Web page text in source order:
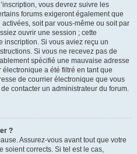
vous devrez suivre les
forums exigeront également que
soit par vous-même ou soit par
ouvrir une session ; cette
inscription. Si vous aviez reçu un
Si vous ne recevez pas de
spécifié une mauvaise adresse
a été filtré en tant que
de courrier électronique que vous
contacter un administrateur du forum.
?
Assurez-vous avant tout que votre
soient corrects. Si tel est le cas,